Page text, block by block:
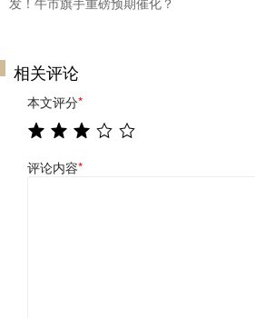
相关评论
本文评分*
评论内容*